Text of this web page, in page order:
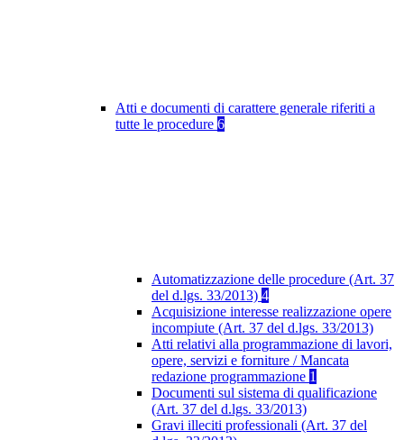
Atti e documenti di carattere generale riferiti a
tutte le procedure 6
Automatizzazione delle procedure (Art. 37
del d.lgs. 33/2013) 4
Acquisizione interesse realizzazione opere
incompiute (Art. 37 del d.lgs. 33/2013)
Atti relativi alla programmazione di lavori,
opere, servizi e forniture / Mancata
redazione programmazione 1
Documenti sul sistema di qualificazione
(Art. 37 del d.lgs. 33/2013)
Gravi illeciti professionali (Art. 37 del